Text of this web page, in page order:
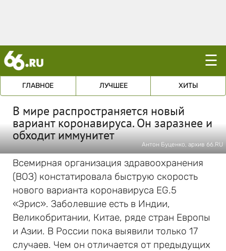
☰
ГЛАВНОЕ ЛУЧШЕЕ ХИТЫ
В мире распространяется новый
вариант коронавируса. Он заразнее и
обходит иммунитет
Антон Буценко, архив 66.RU
Всемирная организация здравоохранения
(ВОЗ) констатировала быструю скорость
нового варианта коронавируса EG.5
«Эрис». Заболевшие есть в Индии,
Великобритании, Китае, ряде стран Европы
и Азии. В России пока выявили только 17
случаев. Чем он отличается от предыдущих